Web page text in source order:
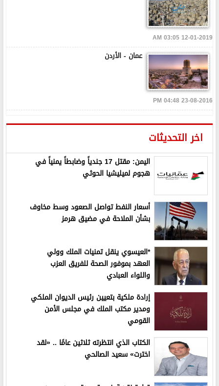
12-01-2019 03:05 AM
عمان - الأردن
23-08-2016 04:48 PM
اخر التحديثات
اليمن: مقتل 17 جندياً وضابطاً يمنياً في
هجوم لميليشيا الحوثي
أسعار النفط تواصل الصعود وسط مخاوف
بشأن الملاحة في مضيق هرمز
*العيسوي ينقل تمنيات الملك وولي
العهد بموفور الصحة للفريق العزب
واللواء العبادي
إرادة ملكية بتعيين رئيس الديوان الملكي
ومدير مكتب الملك في مجلس الأمن
القومي
الكتاب الذي انتظرته ثلاثين عامًا .. «لقد
اخترت» سعيد الصالحي